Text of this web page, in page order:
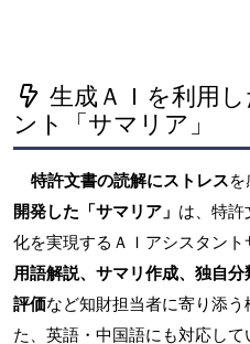
生成ＡＩを利用
ント「サマリア」
特許文書の読解にストレス
開発した「サマリア」 は、特許
化を実現するＡＩアシスタン
用語解説、サマリ作成、独自
評価など知財担当者に寄り添
た、英語・中国語にも対応して